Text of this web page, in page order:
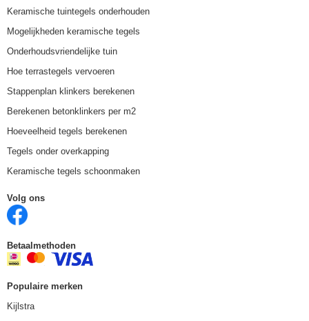
Keramische tuintegels onderhouden
Mogelijkheden keramische tegels
Onderhoudsvriendelijke tuin
Hoe terrastegels vervoeren
Stappenplan klinkers berekenen
Berekenen betonklinkers per m2
Hoeveelheid tegels berekenen
Tegels onder overkapping
Keramische tegels schoonmaken
Volg ons
Betaalmethoden
Populaire merken
Kijlstra